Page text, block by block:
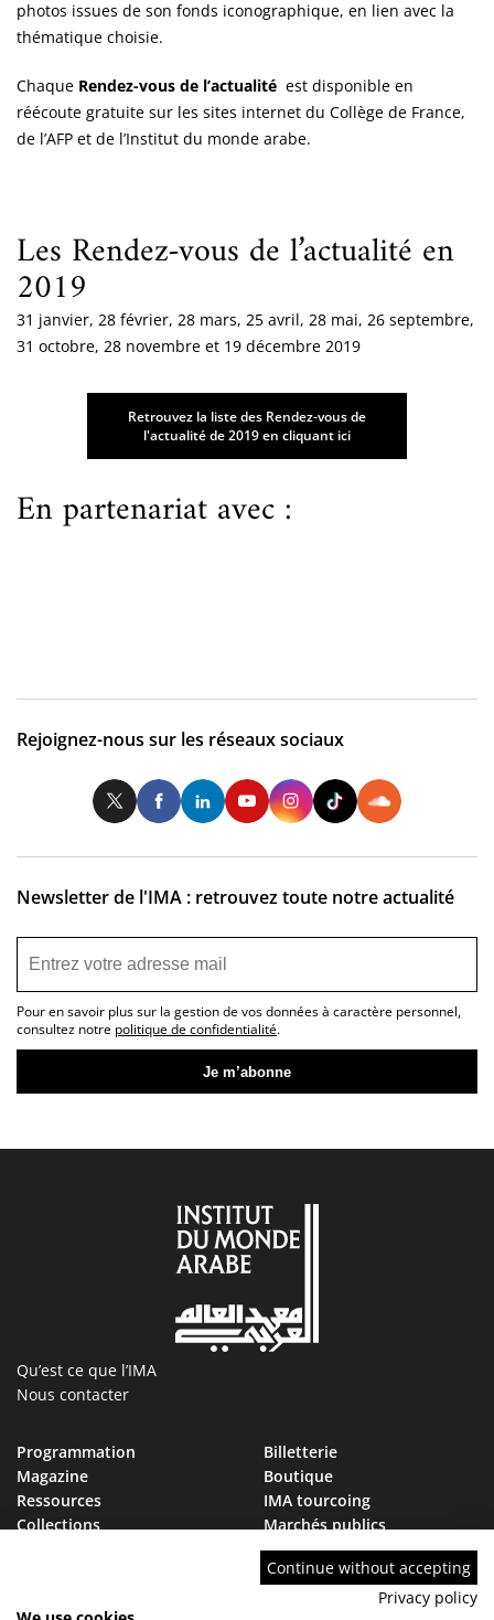
photos issues de son fonds iconographique, en lien avec la
thématique choisie.
Chaque Rendez-vous de l’actualité est disponible en
réécoute gratuite sur les sites internet du Collège de France,
de l’AFP et de l’Institut du monde arabe.
Les Rendez-vous de l’actualité en
2019
31 janvier, 28 février, 28 mars, 25 avril, 28 mai, 26 septembre,
31 octobre, 28 novembre et 19 décembre 2019
Retrouvez la liste des Rendez-vous de
l'actualité de 2019 en cliquant ici
En partenariat avec :
Rejoignez-nous sur les réseaux sociaux
TwitterFacebookLinkedInYoutubeInstagram
Newsletter de l'IMA : retrouvez toute notre actualité
Pour en savoir plus sur la gestion de vos données à caractère personnel,
consultez notre politique de confidentialité.
Qu’est ce que l’IMA
Nous contacter
Programmation
Magazine
Ressources
Collections
Billetterie
Boutique
IMA tourcoing
Marchés publics
Nous rejoindre
Continue without accepting
Privacy policy